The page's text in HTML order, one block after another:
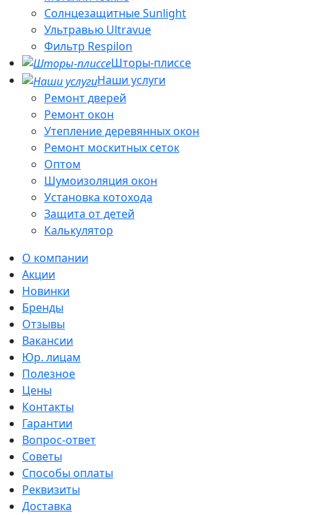
Солнцезащитные Sunlight
Ультравью Ultravue
Фильтр Respilon
Шторы-плиссе
Наши услуги
Ремонт дверей
Ремонт окон
Утепление деревянных окон
Ремонт москитных сеток
Оптом
Шумоизоляция окон
Установка котохода
Защита от детей
Калькулятор
О компании
Акции
Новинки
Бренды
Отзывы
Вакансии
Юр. лицам
Полезное
Цены
Контакты
Гарантии
Вопрос-ответ
Советы
Способы оплаты
Реквизиты
Доставка